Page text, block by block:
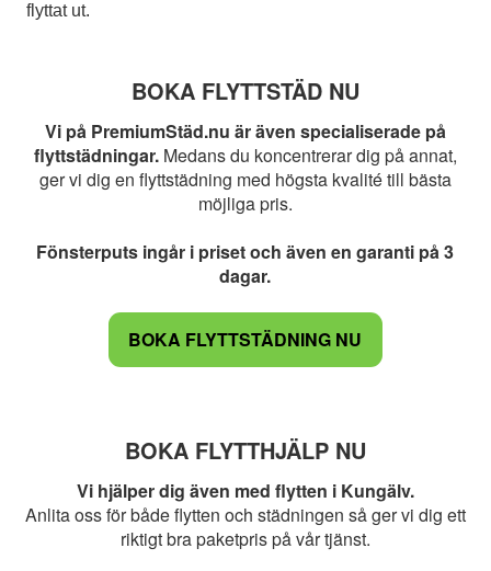
flyttat ut.
BOKA FLYTTSTÄD NU
Vi på PremiumStäd.nu är även specialiserade på
flyttstädningar. Medans du koncentrerar dig på annat,
ger vi dig en flyttstädning med högsta kvalité till bästa
möjliga pris.
Fönsterputs ingår i priset och även en garanti på 3
dagar.
BOKA FLYTTSTÄDNING NU
BOKA FLYTTHJÄLP NU
Vi hjälper dig även med flytten i Kungälv.
Anlita oss för både flytten och städningen så ger vi dig ett
riktigt bra paketpris på vår tjänst.